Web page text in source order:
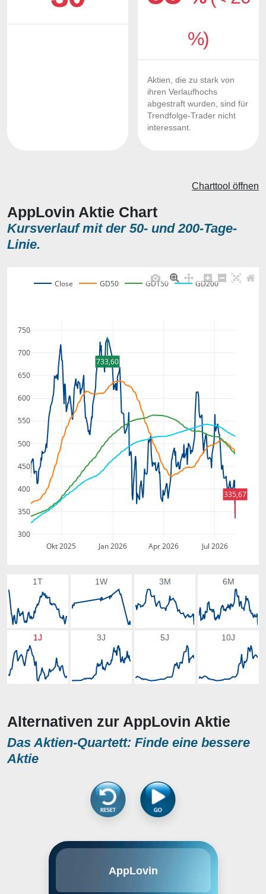
%)
Aktien, die zu stark von
ihren Verlaufhochs
abgestraft wurden, sind für
Trendfolge-Trader nicht
interessant.
AppLovin Aktie Chart
Kursverlauf mit der 50- und 200-Tage-
Linie.
Charttool öffnen
Okt 2025 Jan 2026 Apr 2026 Jul 2026
300
350
400
450
500
550
600
650
700
750
Close GD50 GD150 GD200
733,60
335,67
1T 1W 3M 6M
1J 3J 5J 10J
Alternativen zur AppLovin Aktie
Das Aktien-Quartett: Finde eine bessere
Aktie
AppLovin
development and operation of a
offers AppDiscovery, MAX, Adjust,